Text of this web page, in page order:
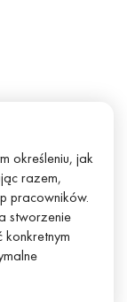
określeniu, jak
razem,
pracowników.
stworzenie
i